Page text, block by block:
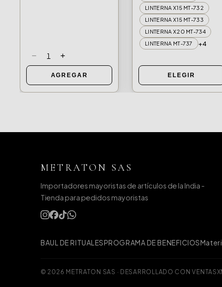
− 1 +
AGREGAR
LINTERNA X15 MT-732
LINTERNA X15 MT-733
LINTERNA X20 MT-734
LINTERNA MT-737
+4
ELEGIR
METRATON SAS
Importadores mayoristas de artículos de la India -
Tienda para pedidos mayoristas
BAUL DE RITUALESPROGRAMA DE BENEFICIOS
© 2026 METRATON SAS · DESARROLLADO CON